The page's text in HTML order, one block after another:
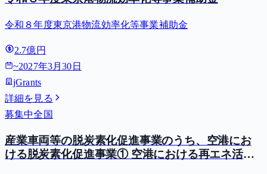
令和８年度東京港物流効率化等事業補助金
2.7億円
~2027年3月30日
jGrants
詳細を見る
募集中全国
産業車両等の脱炭素化促進事業のうち、空港にお
ける脱炭素化促進事業① 空港における再エネ活用